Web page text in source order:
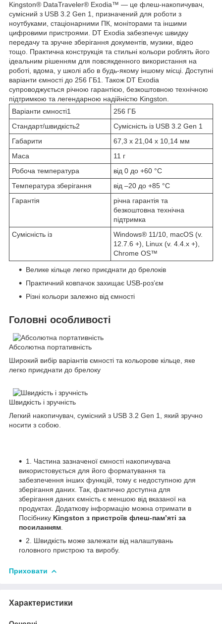
Kingston® DataTraveler® Exodia™ — це флеш-накопичувач,
сумісний з USB 3.2 Gen 1, призначений для роботи з
ноутбуками, стаціонарними ПК, моніторами та іншими
цифровими пристроями. DT Exodia забезпечує швидку
передачу та зручне зберігання документів, музики, відео
тощо. Практична конструкція та стильні кольори роблять його
ідеальним рішенням для повсякденного використання на
роботі, вдома, у школі або в будь-якому іншому місці. Доступні
варіанти ємності до 256 ГБ1. Також DT Exodia
супроводжується річною гарантією, безкоштовною технічною
підтримкою та легендарною надійністю Kingston.
Варіанти ємності1
256 ГБ
Стандарт/швидкість2
Сумісність із USB 3.2 Gen 1
Габарити
67,3 x 21,04 x 10,14 мм
Маса
11 г
Робоча температура
від 0 до +60 °C
Температура зберігання
від –20 до +85 °C
Гарантія
річна гарантія та
безкоштовна технічна
підтримка
Сумісність із
Windows® 11/10, macOS (v.
12.7.6 +), Linux (v. 4.4.x +),
Chrome OS™
Велике кільце легко приєднати до брелоків
Практичний ковпачок захищає USB-роз’єм
Різні кольори залежно від ємності
Головні особливості
Абсолютна портативність
Широкий вибір варіантів ємності та кольорове кільце, яке
легко приєднати до брелоку
Швидкість і зручність
Легкий накопичувач, сумісний з USB 3.2 Gen 1, який зручно
носити з собою.
1. Частина зазначеної ємності накопичувача
використовується для його форматування та
забезпечення інших функцій, тому є недоступною для
зберігання даних. Так, фактично доступна для
зберігання даних ємність є меншою від вказаної на
продуктах. Додаткову інформацію можна отримати в
Посібнику Kingston з пристроїв флеш-пам’яті за
посиланням
2. Швидкість може залежати від налаштувань
головного пристрою та виробу.
Приховати
Характеристики